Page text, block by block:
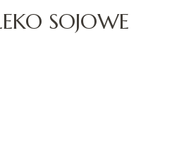
SOJOWE